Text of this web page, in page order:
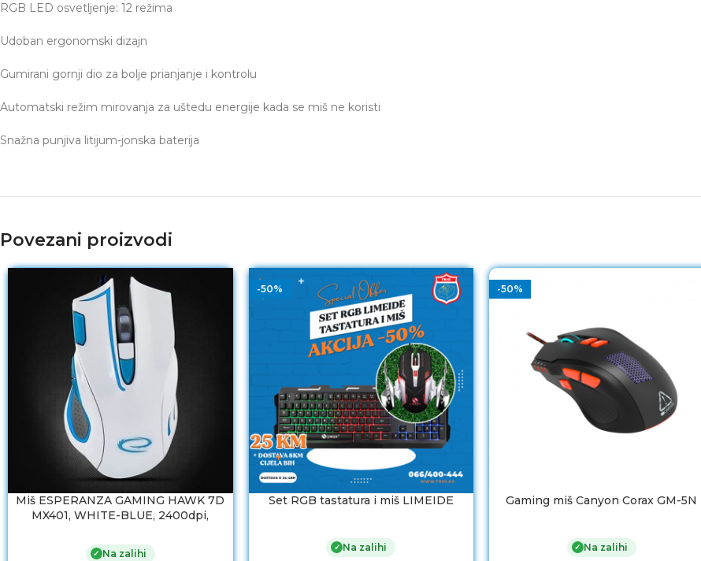
RGB LED osvetljenje: 12 režima
Udoban ergonomski dizajn
Gumirani gornji dio za bolje prianjanje i kontrolu
Automatski režim mirovanja za uštedu energije kada se miš ne koristi
Snažna punjiva litijum-jonska baterija
Povezani proizvodi
Miš ESPERANZA GAMING HAWK 7D
MX401, WHITE-BLUE, 2400dpi,
EGM401WB
✓ Na zalihi
-50%
Set RGB tastatura i miš LIMEIDE
✓ Na zalihi
-50%
Gaming miš Canyon Corax GM-5N
✓ Na zalihi